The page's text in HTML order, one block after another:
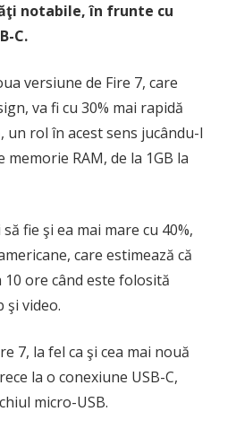
notabile, în frunte cu
C.
versiune de Fire 7, care
va fi cu 30% mai rapidă
un rol în acest sens jucându-l
RAM, de la 1GB la
fie şi ea mai mare cu 40%,
care estimează că
ore când este folosită
şi video.
7, la fel ca şi cea mai nouă
la o conexiune USB-C,
micro-USB.